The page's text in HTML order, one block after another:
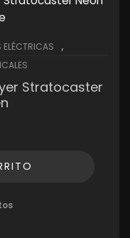
,
Stratocaster